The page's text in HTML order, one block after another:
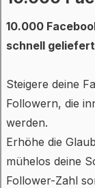
10.000
schnell
Steigere deine
Followern, die
werden.
Erhöhe die
mühelos deine
Follower-Zahl